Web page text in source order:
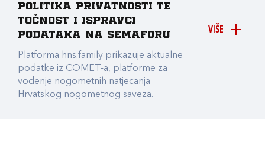
VIŠE
Politika privatnosti te
točnost i ispravci
podataka na Semaforu
Platforma hns.family prikazuje aktualne
podatke iz COMET-a, platforme za
vođenje nogometnih natjecanja
Hrvatskog nogometnog saveza.